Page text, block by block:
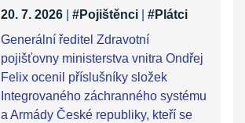
20. 7. 2026 #Pojištěnci
#Plátci
Generální ředitel Zdravotní
pojišťovny ministerstva vnitra Ondřej
Felix ocenil příslušníky složek
Integrovaného záchranného systému
a Armády České republiky, kteří se